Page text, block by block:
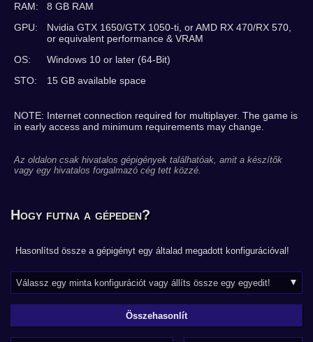
RAM:
8 GB RAM
GPU:
Nvidia GTX 1650/GTX 1050-ti, or AMD RX 470/RX 570,
or equivalent performance & VRAM
OS:
Windows 10 or later (64-Bit)
STO:
15 GB available space
NOTE: Internet connection required for multiplayer. The game is
in early access and minimum requirements may change.
Az oldalon csak hivatalos gépigények találhatóak, amit a készítők
vagy egy hivatalos forgalmazó cég tett közzé.
Hogy futna a gépeden?
Hasonlítsd össze a gépigényt egy általad megadott konfigurációval!